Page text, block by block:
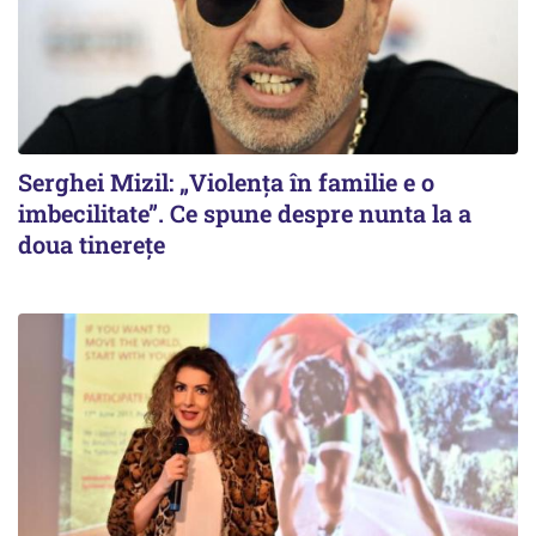
Serghei Mizil: „Violența în familie e o
imbecilitate”. Ce spune despre nunta la a
doua tinerețe